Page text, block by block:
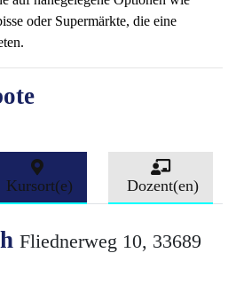
oder Supermärkte, die eine
Kursort(e) Dozent(en)
Fliednerweg 10, 33689